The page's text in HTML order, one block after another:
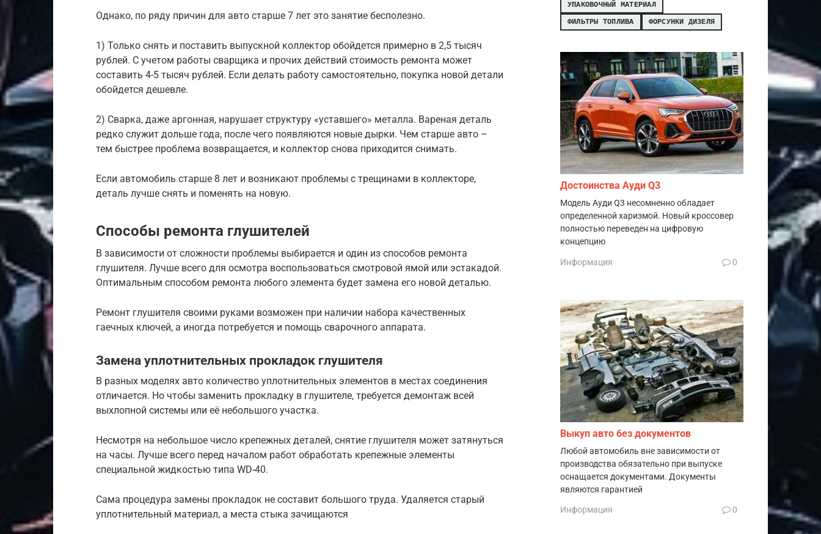
Однако, по ряду причин для авто старше 7 лет это занятие бесполезно.
1) Только снять и поставить выпускной коллектор обойдется примерно в 2,5 тысяч
рублей. С учетом работы сварщика и прочих действий стоимость ремонта может
составить 4-5 тысяч рублей. Если делать работу самостоятельно, покупка новой детали
обойдется дешевле.
2) Сварка, даже аргонная, нарушает структуру «уставшего» металла. Вареная деталь
редко служит дольше года, после чего появляются новые дырки. Чем старше авто –
тем быстрее проблема возвращается, и коллектор снова приходится снимать.
Если автомобиль старше 8 лет и возникают проблемы с трещинами в коллекторе,
деталь лучше снять и поменять на новую.
Способы ремонта глушителей
В зависимости от сложности проблемы выбирается и один из способов ремонта
глушителя. Лучше всего для осмотра воспользоваться смотровой ямой или эстакадой.
Оптимальным способом ремонта любого элемента будет замена его новой деталью.
Ремонт глушителя своими руками возможен при наличии набора качественных
гаечных ключей, а иногда потребуется и помощь сварочного аппарата.
Замена уплотнительных прокладок глушителя
В разных моделях авто количество уплотнительных элементов в местах соединения
отличается. Но чтобы заменить прокладку в глушителе, требуется демонтаж всей
выхлопной системы или её небольшого участка.
Несмотря на небольшое число крепежных деталей, снятие глушителя может затянуться
на часы. Лучше всего перед началом работ обработать крепежные элементы
специальной жидкостью типа WD-40.
Сама процедура замены прокладок не составит большого труда. Удаляется старый
уплотнительный материал, а места стыка зачищаются
УПАКОВОЧНЫЙ МАТЕРИАЛ
ФИЛЬТРЫ ТОПЛИВА
ФОРСУНКИ ДИЗЕЛЯ
Достоинства Ауди Q3
Модель Ауди Q3 несомненно обладает
определенной харизмой. Новый кроссовер
полностью переведен на цифровую
концепцию
Информация 0
Выкуп авто без документов
Любой автомобиль вне зависимости от
производства обязательно при выпуске
оснащается документами. Документы
являются гарантией
Информация 0